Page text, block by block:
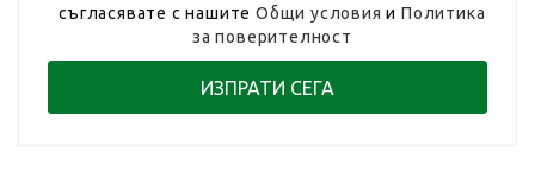
съгласявате с нашитеОбщи условия иПолитика
за поверителност